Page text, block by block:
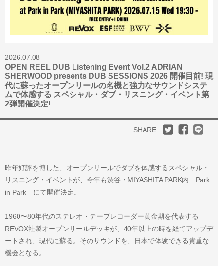
2026.07.08
OPEN REEL DUB Listening Event Vol.2 ADRIAN
SHERWOOD presents DUB SESSIONS 2026 開催目前! 現
代に蘇ったオープンリールの名機と強力なサウンドシステ
ムで体感する スペシャル・ダブ・リスニング・イベント第
2弾開催決定!
SHARE
昨年好評を博した、オープンリールでダブを体感するスペシャル・
リスニング・イベントが、今年も渋谷・MIYASHITA PARK内「Park
in Park」にて開催決定。
1960〜80年代のステレオ・テープレコーダー黄金期を代表する
REVOX社製オープンリールデッキが、40年以上の時を経てアップデ
ートされ、現代に蘇る。そのサウンドを、日本で体験できる貴重な
機会となる。